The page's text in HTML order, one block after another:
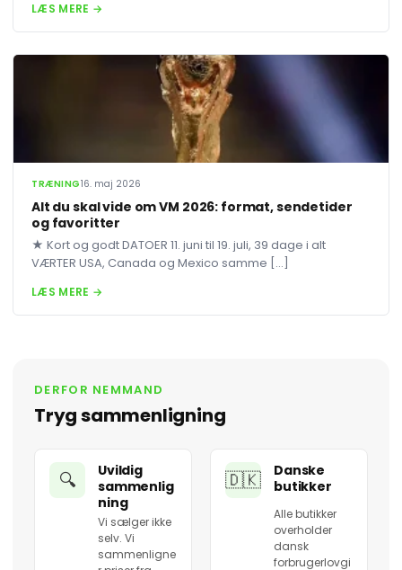
LÆS MERE →
TRÆNING16. maj 2026
Alt du skal vide om VM 2026: format, sendetider
og favoritter
★ Kort og godt DATOER 11. juni til 19. juli, 39 dage i alt
VÆRTER USA, Canada og Mexico samme […]
LÆS MERE →
DERFOR NEMMAND
Tryg sammenligning
🔍
Uvildig
sammenlig
ning
Vi sælger ikke
selv. Vi
sammenligne
🇩🇰
Danske
butikker
Alle butikker
overholder
dansk
forbrugerlovgi